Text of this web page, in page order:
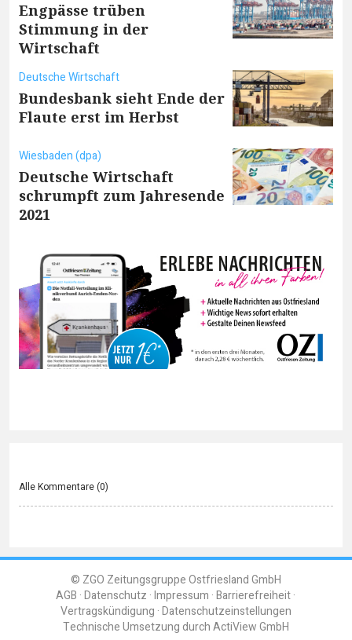
Engpässe trüben
Stimmung in der
Wirtschaft
Deutsche Wirtschaft
Bundesbank sieht Ende der
Flaute erst im Herbst
Wiesbaden (dpa)
Deutsche Wirtschaft
schrumpft zum Jahresende
2021
Alle Kommentare (0)
© ZGO Zeitungsgruppe Ostfriesland GmbH
AGB Datenschutz Impressum Barrierefreiheit
Vertragskündigung Datenschutzeinstellungen
Technische Umsetzung durchActiView GmbH